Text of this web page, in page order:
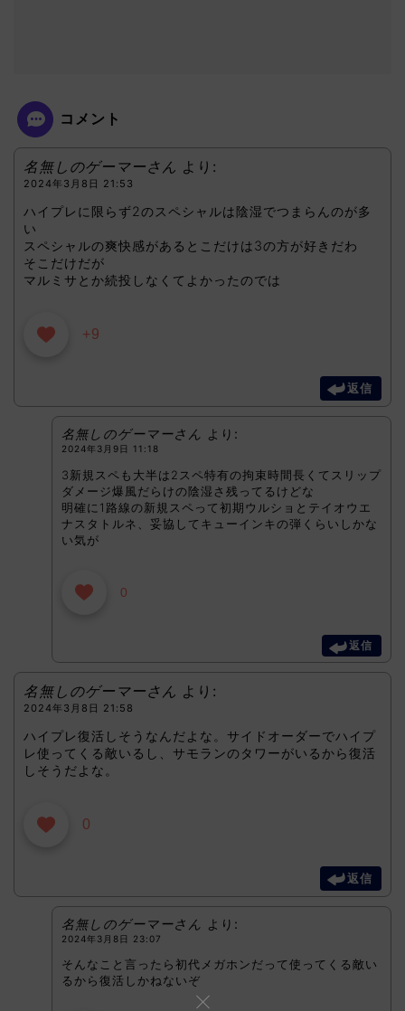
コメント
名無しのゲーマーさん より:
2024年3月8日 21:53
ハイプレに限らず2のスペシャルは陰湿でつまらんのが多
い
スペシャルの爽快感があるとこだけは3の方が好きだわ
そこだけだが
マルミサとか続投しなくてよかったのでは
+9
返信
名無しのゲーマーさん より:
2024年3月9日 11:18
3新規スペも大半は2スペ特有の拘束時間長くてスリップ
ダメージ爆風だらけの陰湿さ残ってるけどな
明確に1路線の新規スペって初期ウルショとテイオウエ
ナスタトルネ、妥協してキューインキの弾くらいしかな
い気が
0
返信
名無しのゲーマーさん より:
2024年3月8日 21:58
ハイプレ復活しそうなんだよな。サイドオーダーでハイプ
レ使ってくる敵いるし、サモランのタワーがいるから復活
しそうだよな。
0
返信
名無しのゲーマーさん より:
2024年3月8日 23:07
そんなこと言ったら初代メガホンだって使ってくる敵い
るから復活しかねないぞ